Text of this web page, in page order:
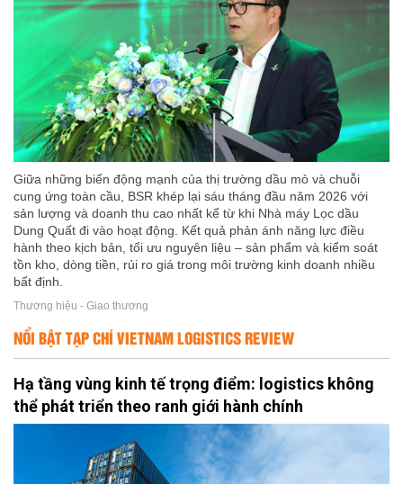
Giữa những biến động mạnh của thị trường dầu mỏ và chuỗi
cung ứng toàn cầu, BSR khép lại sáu tháng đầu năm 2026 với
sản lượng và doanh thu cao nhất kể từ khi Nhà máy Lọc dầu
Dung Quất đi vào hoạt động. Kết quả phản ánh năng lực điều
hành theo kịch bản, tối ưu nguyên liệu – sản phẩm và kiểm soát
tồn kho, dòng tiền, rủi ro giá trong môi trường kinh doanh nhiều
bất định.
Thương hiệu - Giao thương
NỔI BẬT TẠP CHÍ VIETNAM LOGISTICS REVIEW
Hạ tầng vùng kinh tế trọng điểm: logistics không
thể phát triển theo ranh giới hành chính